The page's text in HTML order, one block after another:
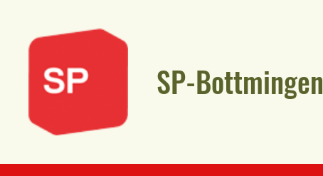
SP-Bottmingen